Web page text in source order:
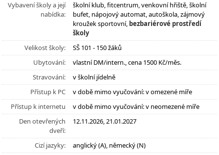
Vybavení školy a její
nabídka:
školní klub, fitcentrum, venkovní hřiště, školní
bufet, nápojový automat, autoškola, zájmový
kroužek sportovní, bezbariérové prostředí
školy
Velikost školy:
SŠ 101 - 150 žáků
Ubytování:
vlastní DM/intern., cena 1500 Kč/měs.
Stravování:
v školní jídelně
Přístup k PC
v době mimo vyučování: v omezené míře
Přístup k internetu
v době mimo vyučování: v neomezené míře
Den otevřených
dveří:
12.11.2026, 21.01.2027
Cizí jazyky:
anglický (A), německý (N)